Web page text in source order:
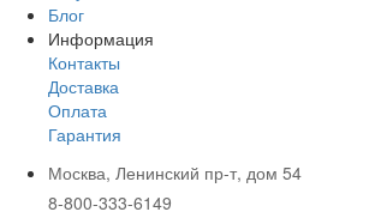
Блог
Информация
Контакты
Доставка
Оплата
Гарантия
Москва, Ленинский пр-т, дом 54
8-800-333-6149